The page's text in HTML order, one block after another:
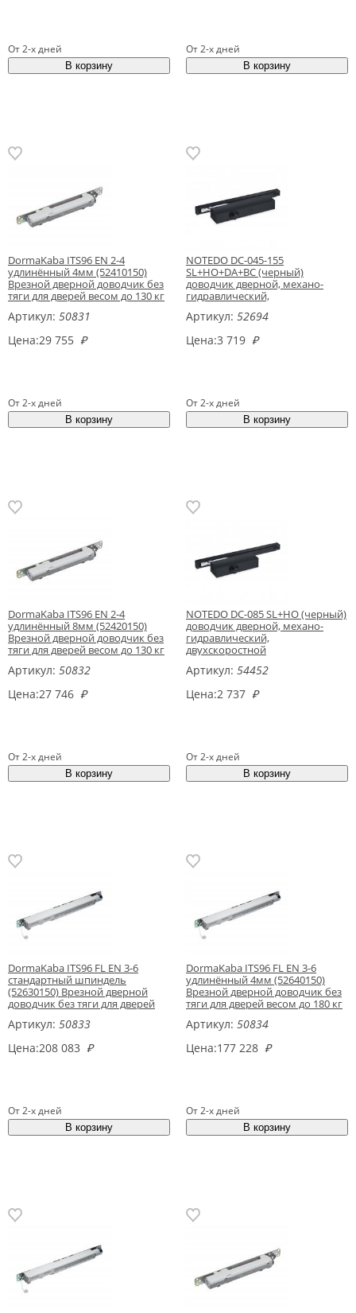
От 2-х дней От 2-х дней
DormaKaba ITS96 EN 2-4
удлинённый 4мм (52410150)
Врезной дверной доводчик без
тяги для дверей весом до 130 кг
Артикул: 50831
Цена:29 755 ₽
От 2-х дней
NOTEDO DC-045-155
SL+HO+DA+BC (черный)
доводчик дверной, механо-
гидравлический,
Артикул: 52694
Цена:3 719 ₽
От 2-х дней
DormaKaba ITS96 EN 2-4
удлинённый 8мм (52420150)
Врезной дверной доводчик без
тяги для дверей весом до 130 кг
Артикул: 50832
Цена:27 746 ₽
От 2-х дней
NOTEDO DC-085 SL+HO (черный)
доводчик дверной, механо-
гидравлический,
двухскоростной
Артикул: 54452
Цена:2 737 ₽
От 2-х дней
DormaKaba ITS96 FL EN 3-6
стандартный шпиндель
(52630150) Врезной дверной
доводчик без тяги для дверей
Артикул: 50833
Цена:208 083 ₽
От 2-х дней
DormaKaba ITS96 FL EN 3-6
удлинённый 4мм (52640150)
Врезной дверной доводчик без
тяги для дверей весом до 180 кг
Артикул: 50834
Цена:177 228 ₽
От 2-х дней